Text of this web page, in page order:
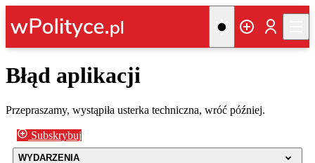
Błąd aplikacji
Przepraszamy, wystąpiła usterka techniczna, wróć później.
Subskrybuj
WYDARZENIA